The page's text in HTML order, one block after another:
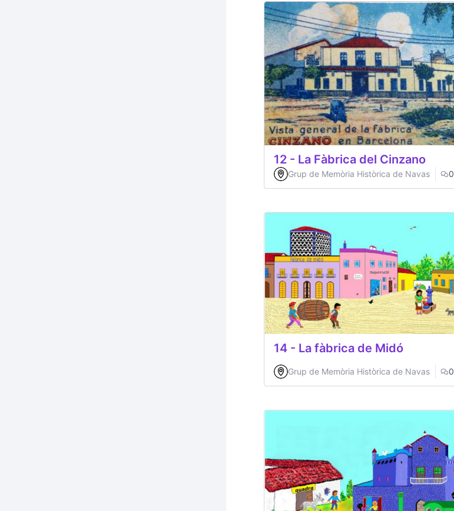
12 - La Fàbrica del Cinzano
Grup de Memòria Històrica de Navas 0
14 - La fàbrica de Midó
Grup de Memòria Històrica de Navas 0